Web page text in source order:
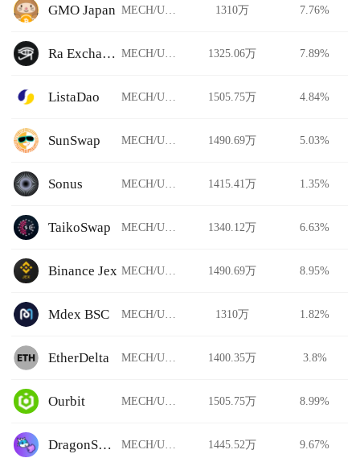
GMO Japan MECH/USDT 1310万 7.76%
Ra Exchange MECH/USDT 1325.06万 7.89%
ListaDao MECH/USDT 1505.75万 4.84%
SunSwap MECH/USDT 1490.69万 5.03%
Sonus MECH/USDT 1415.41万 1.35%
TaikoSwap MECH/USDT 1340.12万 6.63%
Binance Jex MECH/USDT 1490.69万 8.95%
Mdex BSC MECH/USDT 1310万 1.82%
EtherDelta MECH/USDT 1400.35万 3.8%
Ourbit MECH/USDT 1505.75万 8.99%
DragonSwap MECH/USDT 1445.52万 9.67%